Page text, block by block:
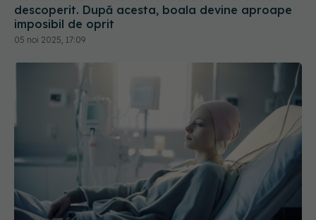
descoperit. După acesta, boala devine aproape
imposibil de oprit
05 noi 2025, 17:09